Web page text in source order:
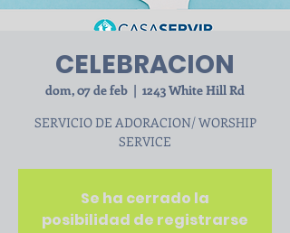
CELEBRACION
dom, 07 de feb
  |
1243 White Hill Rd
SERVICIO DE ADORACION/ WORSHIP
SERVICE
Se ha cerrado la
posibilidad de registrarse